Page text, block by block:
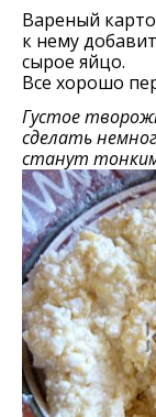
Вареный
к нему
сырое яйцо.
Все хорошо
Густое
сделать
станут